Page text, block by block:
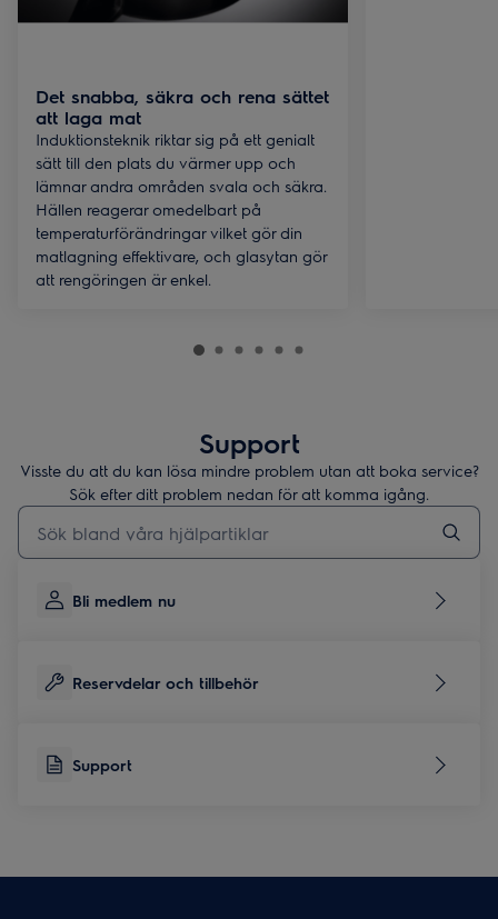
Det snabba, säkra och rena sättet
att laga mat
Induktionsteknik riktar sig på ett genialt
sätt till den plats du värmer upp och
lämnar andra områden svala och säkra.
Hällen reagerar omedelbart på
temperaturförändringar vilket gör din
matlagning effektivare, och glasytan gör
att rengöringen är enkel.
Support
Visste du att du kan lösa mindre problem utan att boka service?
Sök efter ditt problem nedan för att komma igång.
Skriv här för att söka i supportartiklar
Bli medlem nu
Reservdelar och tillbehör
Support